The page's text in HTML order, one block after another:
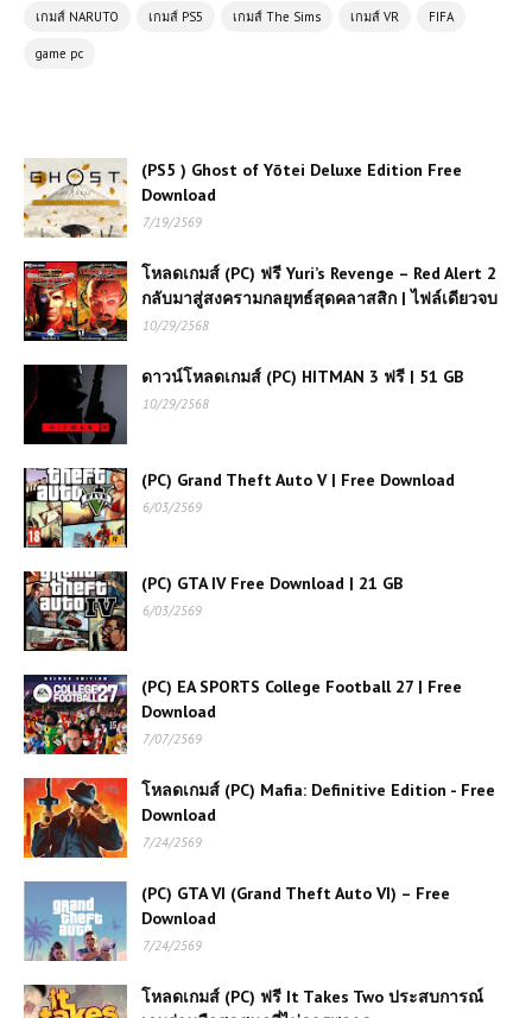
Official Game of the Ashes เกมคริก
เฉพาะ 🏏🔥
(PC) Counter Strike 1.6 | Free
โหลดเกมส์ (PC) ฟรี Thekku Island เกม
เอาชีวิตรอดบนเกาะลึกลับ สร้างฐาน ผจญ
ภัย และเอาตัวรอดสุดท้าทาย
โหลดเกมส์ (PC) ฟรี UMIGARI | ウミガ
หลอนที่คุณต้องลอง
โหลดเกมส์ (PC) ฟรี Call of Duty:
ที่หนึ่ง
โหลดเกมส์ PC ฟรี Assetto Corsa
ระดับมืออาชีพที่คอซิมเรซต้องลอง
โหลดเกมส์ (PC) ฟรี Dave The Diver
ครบจบในเกมเดียว
Download
โหลดเกมส์ (PC) ฟรี PRAGMATA เกม
แอ็กชันไซไฟสุดล้ำ กราฟิกอลังการแห่ง
อนาคต
เกมส์ NARUTO เกมส์ PS5 เกมส์ The Sims เกมส์ VR FIFA
game pc
(PS5 ) Ghost of Yōtei Deluxe Edition Free
Download
7/19/2569
โหลดเกมส์ (PC) ฟรี Yuri’s Revenge – Red Alert 2
กลับมาสู่สงครามกลยุทธ์สุดคลาสสิก | ไฟล์เดียวจบ
10/29/2568
ดาวน์โหลดเกมส์ (PC) HITMAN 3 ฟรี | 51 GB
10/29/2568
(PC) Grand Theft Auto V | Free Download
6/03/2569
(PC) GTA IV Free Download | 21 GB
6/03/2569
(PC) EA SPORTS College Football 27 | Free
Download
7/07/2569
โหลดเกมส์ (PC) Mafia: Definitive Edition - Free
Download
7/24/2569
(PC) GTA VI (Grand Theft Auto VI) – Free
Download
7/24/2569
โหลดเกมส์ (PC) ฟรี It Takes Two ประสบการณ์